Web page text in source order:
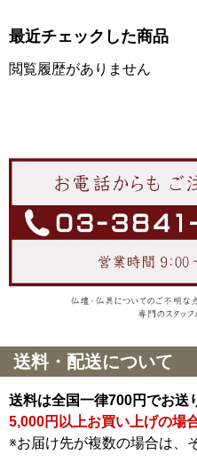
最近チェックした商品
閲覧履歴がありません
送料・配送について
送料は全国一律700円でお送
5,000円以上お買い上げの場
※お届け先が複数の場合は、